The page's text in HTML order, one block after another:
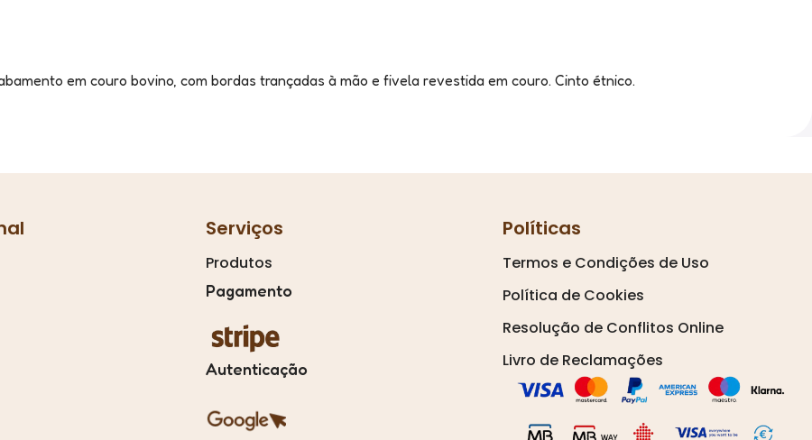
em couro bovino, com bordas trançadas à mão e fivela revestida em couro. Cinto étnico.
Serviços
Produtos
Pagamento
Autenticação
Políticas
Termos e Condições de Uso
Política de Cookies
Resolução de Conflitos Online
Livro de Reclamações